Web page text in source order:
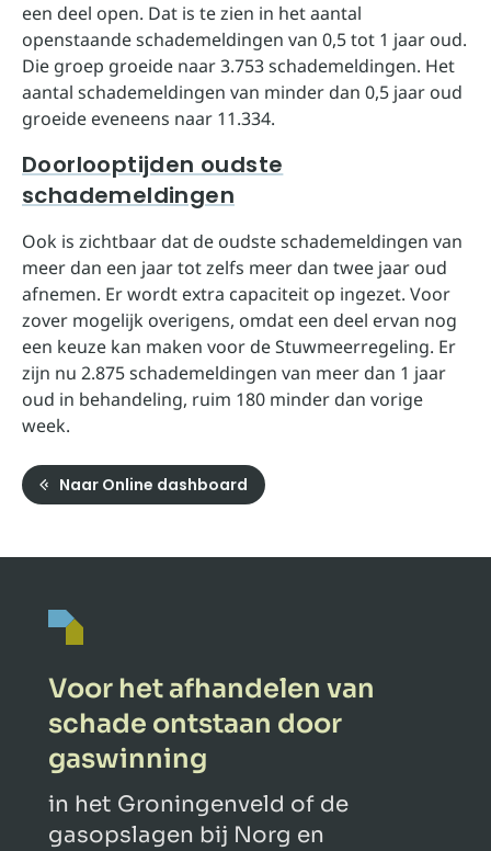
een deel open. Dat is te zien in het aantal
openstaande schademeldingen van 0,5 tot 1 jaar oud.
Die groep groeide naar 3.753 schademeldingen. Het
aantal schademeldingen van minder dan 0,5 jaar oud
groeide eveneens naar 11.334.
Doorlooptijden oudste
schademeldingen
Ook is zichtbaar dat de oudste schademeldingen van
meer dan een jaar tot zelfs meer dan twee jaar oud
afnemen. Er wordt extra capaciteit op ingezet. Voor
zover mogelijk overigens, omdat een deel ervan nog
een keuze kan maken voor de Stuwmeerregeling. Er
zijn nu 2.875 schademeldingen van meer dan 1 jaar
oud in behandeling, ruim 180 minder dan vorige
week.
Naar Online dashboard
Voor het afhandelen van
schade ontstaan door
gaswinning
in het Groningenveld of de
gasopslagen bij Norg en